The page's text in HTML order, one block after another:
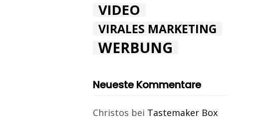
VIDEO
VIRALES MARKETING
WERBUNG
Neueste Kommentare
Christos bei Tastemaker Box